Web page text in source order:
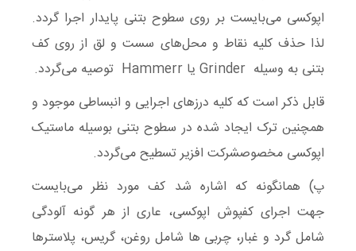
اپوکسی می‌بایست بر روی سطوح بتنی پایدار اجرا گردد.
لذا حذف کلیه نقاط و محل‌های سست و لق از روی کف
بتنی به وسیله Grinder یا Hammerr توصیه می‌گردد.
قابل ذکر است که کلیه درزهای اجرایی و انبساطی موجود و
همچنین ترک ایجاد شده در سطوح بتنی بوسیله ماستیک
اپوکسی مخصوصشرکت افزیر تسطیح می‌گردد.
پ) همانگونه که اشاره شد کف مورد نظر می‌بایست
جهت اجرای کفپوش اپوکسی، عاری از هر گونه آلودگی
شامل گرد و غبار، چربی ها شامل روغن، گریس، پلاسترها